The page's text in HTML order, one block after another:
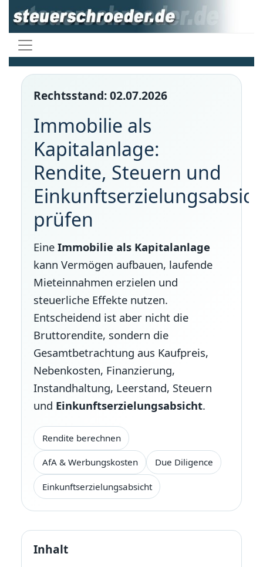
Rechtsstand: 02.07.2026
Immobilie als
Kapitalanlage:
Rendite, Steuern und
prüfen
Eine Immobilie als Kapitalanlage
kann Vermögen aufbauen, laufende
Mieteinnahmen erzielen und
steuerliche Effekte nutzen.
Entscheidend ist aber nicht die
Bruttorendite, sondern die
Gesamtbetrachtung aus Kaufpreis,
Nebenkosten, Finanzierung,
Instandhaltung, Leerstand, Steuern
und Einkunftserzielungsabsicht.
Rendite berechnen
AfA & Werbungskosten Due Diligence
Einkunftserzielungsabsicht
Inhalt